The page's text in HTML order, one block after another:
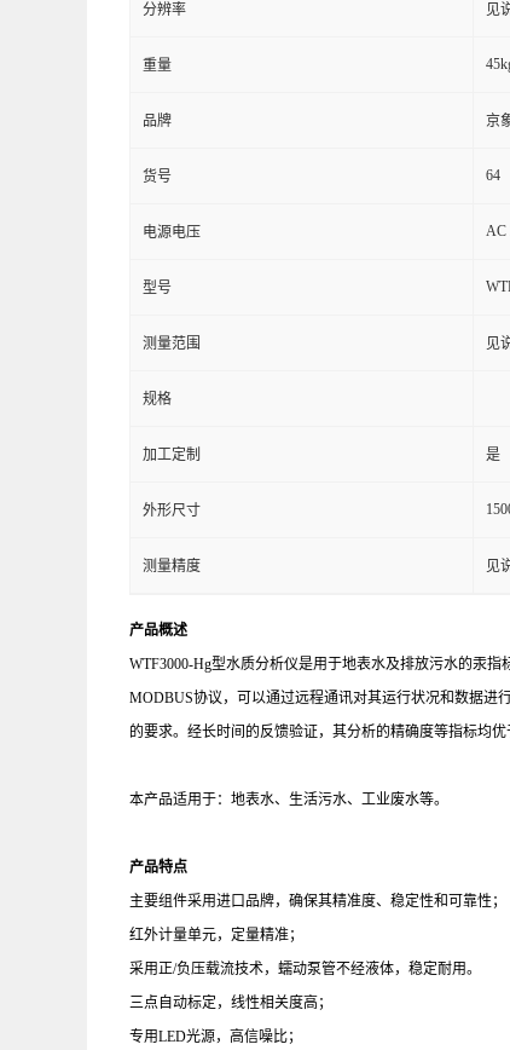
分辨率 见
重量
品牌 京
货号 64
电源电压 AC
型号
测量范围 见
规格
加工定制 是
外形尺寸
测量精度 见
产品概述
WTF3000-Hg型水质分析仪是用于地表水及排放污水的汞
MODBUS协议，可以通过远程通讯对其运行状况和数据进
的要求。经长时间的反馈验证，其分析的精确度等指标均优
本产品适用于：地表水、生活污水、工业废水等。
产品特点
主要组件采用进口品牌，确保其精准度、稳定性和可靠性；
红外计量单元，定量精准；
采用正/负压载流技术，蠕动泵管不经液体，稳定耐用。
三点自动标定，线性相关度高；
专用LED光源，高信噪比；